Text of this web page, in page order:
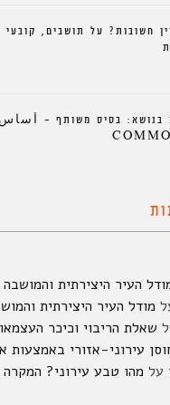
חשובות? על תושבים, קובעי
בנושא: בסיס משותף –
העיר היצירתית והמושבה
מודל העיר היצירתית
שאלת הריבוי וכיכר
עירוני-אזורי באמצעות
על מהו טבע עירוני?